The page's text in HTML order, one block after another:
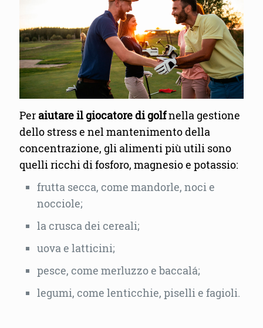
Per aiutare il giocatore di golfnella gestione
dello stress e nel mantenimento della
concentrazione, gli alimenti più utili sono
quelli ricchi di fosforo, magnesio e potassio:
frutta secca, come mandorle, noci e
nocciole;
la crusca dei cereali;
uova e latticini;
pesce, come merluzzo e baccalá;
legumi, come lenticchie, piselli e fagioli.